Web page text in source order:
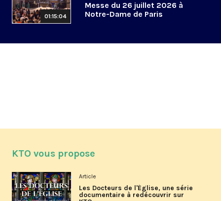
01:15:04
Messe du 26 juillet 2026 à
Notre-Dame de Paris
KTO vous propose
Article
Les Docteurs de l'Église, une série
documentaire à redécouvrir sur